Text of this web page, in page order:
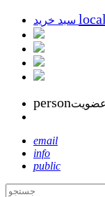
personعضویت
email
info
public